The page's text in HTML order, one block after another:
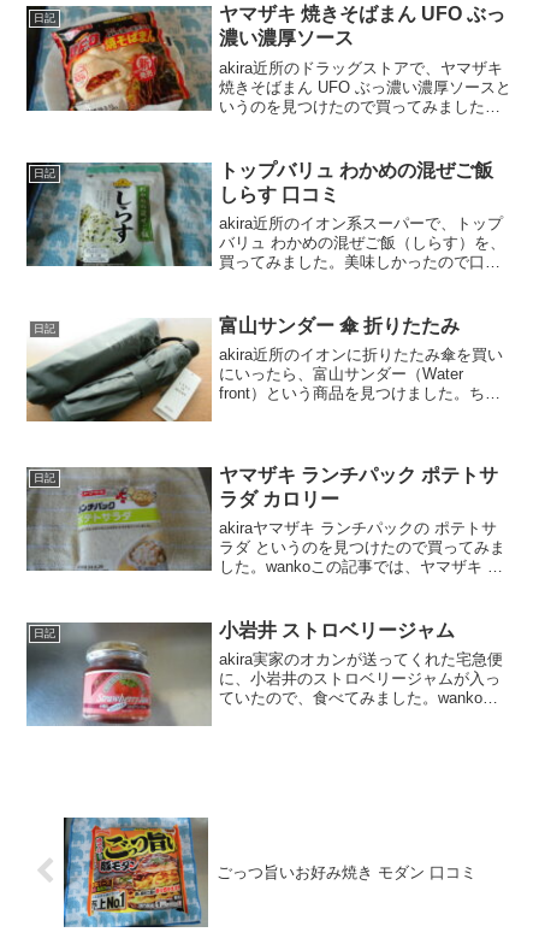
リーなど...
日記
ヤマザキ 焼きそばまん UFO ぶっ
濃い濃厚ソース
akira近所のドラッグストアで、ヤマザキ
焼きそばまん UFO ぶっ濃い濃厚ソースと
いうのを見つけたので買ってみました。
や、カロリーなどの栄養成分について
紹...
日記
トップバリュ わかめの混ぜご飯
しらす 口コミ
akira近所のイオン系スーパーで、トップ
バリュ わかめの混ぜご飯（しらす）を、
買ってみました。美味しかったので口コ
コミや、カロリーなどの栄養成分につい
て紹介す...
日記 富山サンダー 傘 折りたたみ
akira近所のイオンに折りたたみ傘を買い
にいったら、富山サンダー（Water
front）という商品を見つけました。ちょ
正...
日記
ヤマザキ ランチパック ポテトサ
ラダ カロリー
akiraヤマザキ ランチパックの ポテトサ
ラダ というのを見つけたので買ってみま
した。wankoこの記事では、ヤマザキ ラ
よ！お買い得アイテムが大集合！買うな
らやっ...
日記 小岩井 ストロベリージャム
akira実家のオカンが送ってくれた宅急便
に、小岩井のストロベリージャムが入っ
ていたので、食べてみました。wankoこ
ごっつ旨いお好み焼き モダン 口コミ